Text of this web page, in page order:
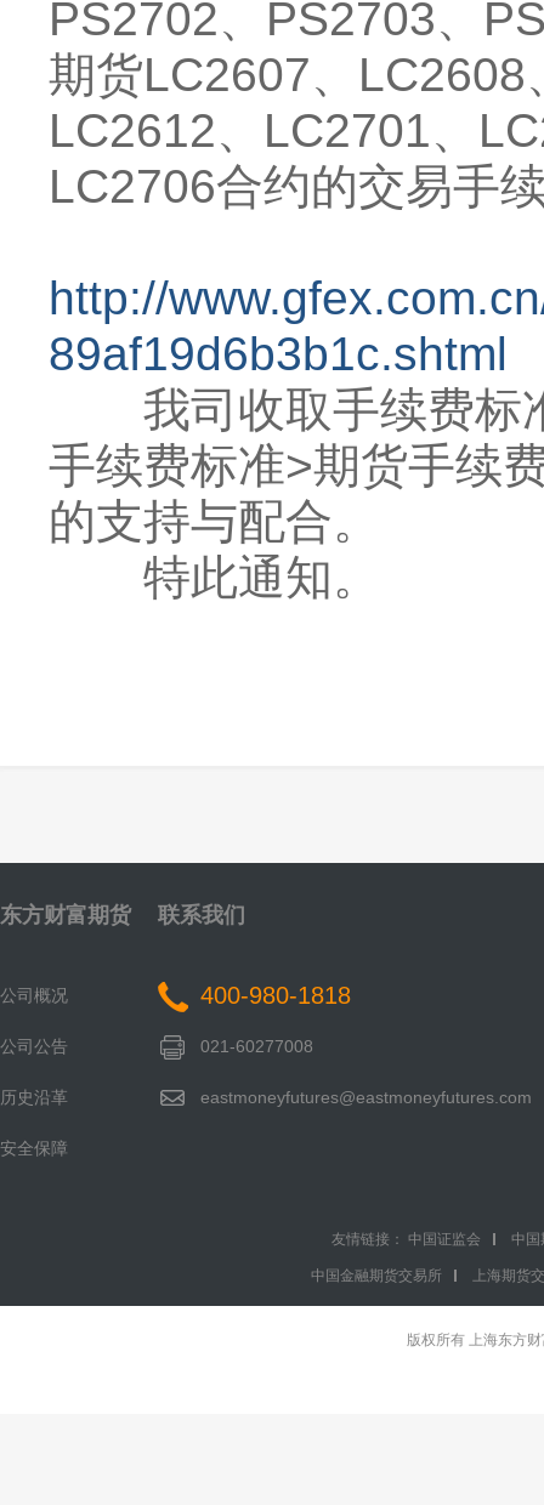
PS2702、PS2703、
期货LC2607、
LC2612、LC2701、
LC2706合约的交易手
http://
89af19d6b3b1c.shtml
我司收取手续费标
手续费标准>期货手续
的支持与配合。
特此通知。
东方财富期货
公司概况
公司公告
历史沿革
安全保障
联系我们
400-980-1818
021-60277008
eastmoneyfutures@eastmoneyfutures.com
友情链接： 中国证监会 中国
中国金融期货交易所 上海期货
版权所有 上海东方